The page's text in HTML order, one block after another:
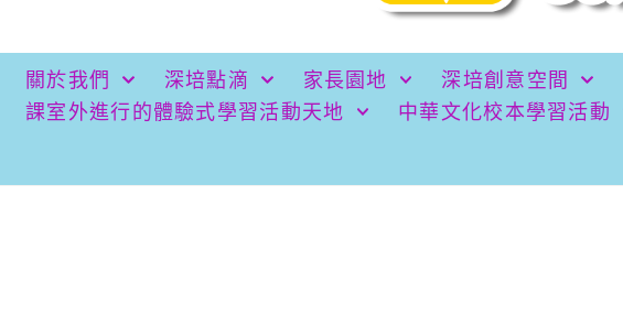
關於我們 深培點滴 家長園地 深培創意空間
課室外進行的體驗式學習活動天地
中華文化校本學習活動